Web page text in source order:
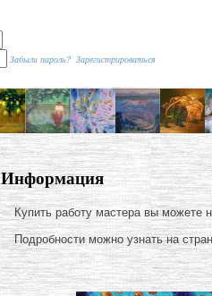
Забыли пароль? Зарегистрироваться
Информация
Купить работу мастера вы можете
Подробности можно узнать на